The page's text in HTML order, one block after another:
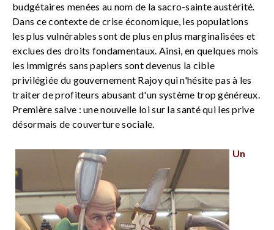
budgétaires menées au nom de la sacro-sainte austérité.
Dans ce contexte de crise économique, les populations
les plus vulnérables sont de plus en plus marginalisées et
exclues des droits fondamentaux. Ainsi, en quelques mois
les immigrés sans papiers sont devenus la cible
privilégiée du gouvernement Rajoy qui n'hésite pas à les
traiter de profiteurs abusant d'un système trop généreux.
Première salve : une nouvelle loi sur la santé qui les prive
désormais de couverture sociale.
Un